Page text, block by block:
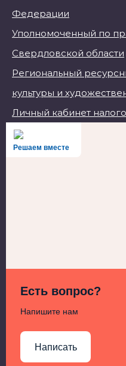
Федерации
Уполномоченный по
Свердловской области
Региональный
культуры и
Личный кабинет
Решаем вместе
Есть вопрос?
Напишите нам
Написать